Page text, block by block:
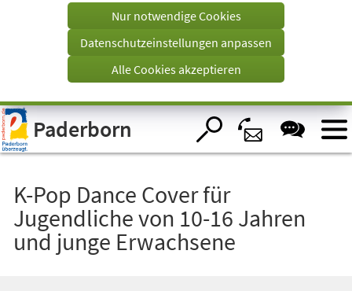
Visuelle
Assistenzsoftware
öffnen.
einem
Tab)
Nur notwendige Cookies
Datenschutzeinstellungen anpassen
Alle Cookies akzeptieren
Paderborn
K-Pop Dance Cover für
Jugendliche von 10-16 Jahren
und junge Erwachsene